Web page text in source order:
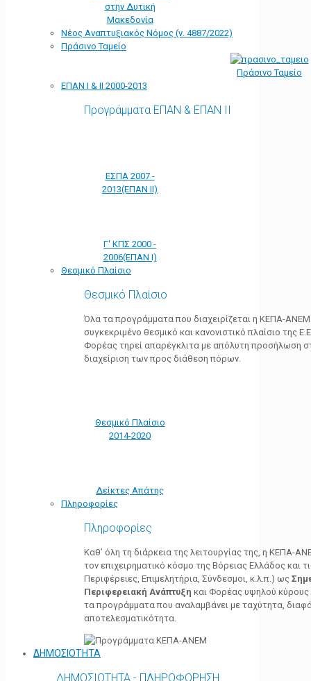
στην Δυτική
Μακεδονία
Νέος Αναπτυξιακός Νόμος (ν. 4887/2022)
Πράσινο Ταμείο
Πράσινο Ταμείο
ΕΠΑΝ Ι & ΙΙ 2000-2013
Προγράμματα ΕΠΑΝ & ΕΠΑΝ ΙΙ
ΕΣΠΑ 2007 -
2013(ΕΠΑΝ ΙΙ)
Γ' ΚΠΣ 2000 -
2006(ΕΠΑΝ Ι)
Θεσμικό Πλαίσιο
Θεσμικό Πλαίσιο
Όλα τα προγράμματα που διαχειρίζεται η ΚΕΠΑ-
συγκεκριμένο θεσμικό και κανονιστικό πλαίσιο της
Φορέας τηρεί απαρέγκλιτα με απόλυτη προσήλωση
διαχείριση των προς διάθεση πόρων.
Θεσμικό Πλαίσιο
2014-2020
Δείκτες Απάτης
Πληροφορίες
Πληροφορίες
Καθ’ όλη τη διάρκεια της λειτουργίας της, η ΚΕΠΑ-
τον επιχειρηματικό κόσμο της Βόρειας Ελλάδος και
Περιφέρειες, Επιμελητήρια, Σύνδεσμοι, κ.λ.π.) ως
Περιφερειακή Ανάπτυξη και Φορέας υψηλού κύρους
τα προγράμματα που αναλαμβάνει με ταχύτητα,
αποτελεσματικότητα.
ΔΗΜΟΣΙΟΤΗΤΑ
ΔΗΜΟΣΙΟΤΗΤΑ - ΠΛΗΡΟΦΟΡΗΣΗ